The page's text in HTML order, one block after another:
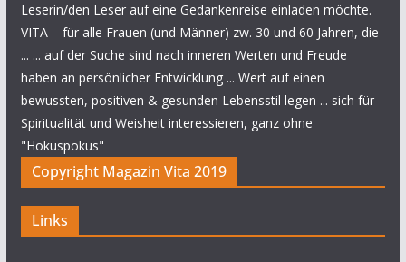
Leserin/den Leser auf eine Gedankenreise einladen möchte.
VITA – für alle Frauen (und Männer) zw. 30 und 60 Jahren, die
... ... auf der Suche sind nach inneren Werten und Freude
haben an persönlicher Entwicklung ... Wert auf einen
bewussten, positiven & gesunden Lebensstil legen ... sich für
Spiritualität und Weisheit interessieren, ganz ohne
"Hokuspokus"
Copyright Magazin Vita 2019
Links